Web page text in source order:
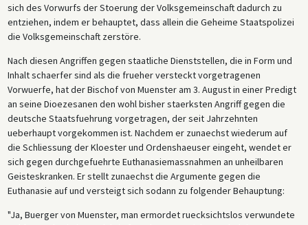
sich des Vorwurfs der Stoerung der Volksgemeinschaft dadurch zu
entziehen, indem er behauptet, dass allein die Geheime Staatspolizei
die Volksgemeinschaft zerstöre.
Nach diesen Angriffen gegen staatliche Dienststellen, die in Form und
Inhalt schaerfer sind als die frueher versteckt vorgetragenen
Vorwuerfe, hat der Bischof von Muenster am 3. August in einer Predigt
an seine Dioezesanen den wohl bisher staerksten Angriff gegen die
deutsche Staatsfuehrung vorgetragen, der seit Jahrzehnten
ueberhaupt vorgekommen ist. Nachdem er zunaechst wiederum auf
die Schliessung der Kloester und Ordenshaeuser eingeht, wendet er
sich gegen durchgefuehrte Euthanasiemassnahmen an unheilbaren
Geisteskranken. Er stellt zunaechst die Argumente gegen die
Euthanasie auf und versteigt sich sodann zu folgender Behauptung:
"Ja, Buerger von Muenster, man ermordet ruecksichtslos verwundete